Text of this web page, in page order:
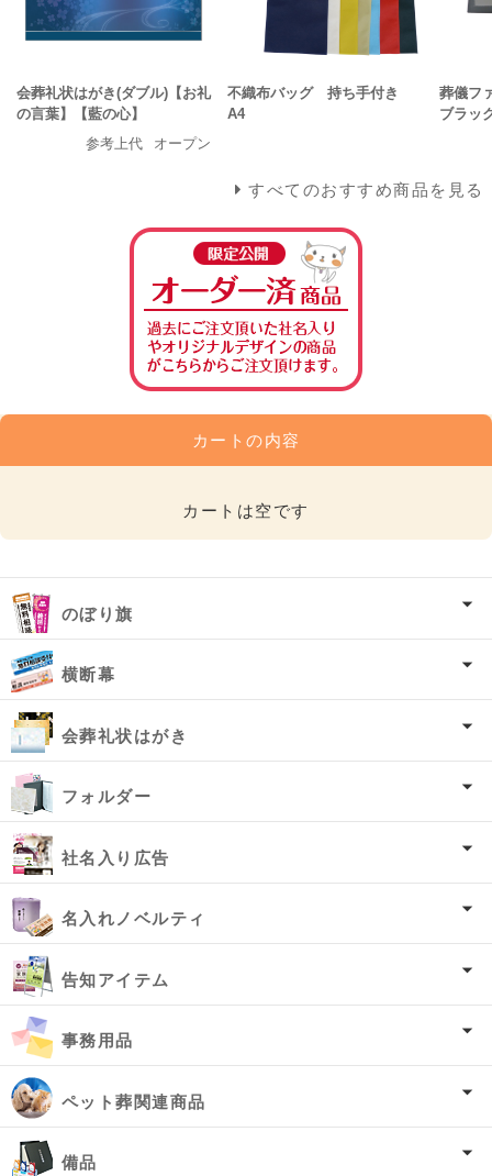
会葬礼状はがき(ダブル)【お礼
の言葉】【藍の心】
参考上代
オープン
不織布バッグ 持ち手付き
A4
葬儀フ
ブラッ
すべてのおすすめ商品を見る
カートの内容
カートは空です
のぼり旗
横断幕
会葬礼状はがき
フォルダー
社名入り広告
名入れノベルティ
告知アイテム
事務用品
ペット葬関連商品
備品